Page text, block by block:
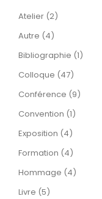
Atelier (2)
Autre (4)
Bibliographie (1)
Colloque (47)
Conférence (9)
Convention (1)
Exposition (4)
Formation (4)
Hommage (4)
Livre (5)